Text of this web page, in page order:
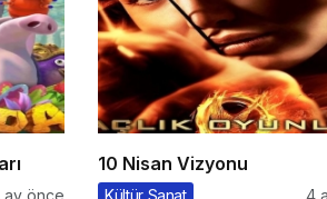
10 Nisan Vizyonu